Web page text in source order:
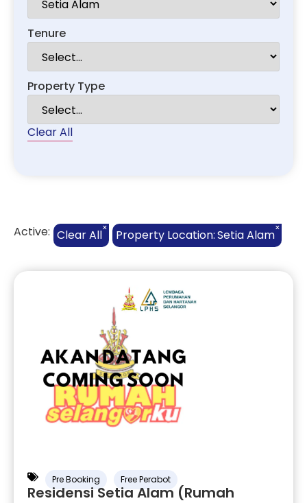
Tenure
Property Type
Clear All
Active: Clear All× Property Location:Setia Alam×
Pre Booking Free Perabot
Residensi Setia Alam (Rumah